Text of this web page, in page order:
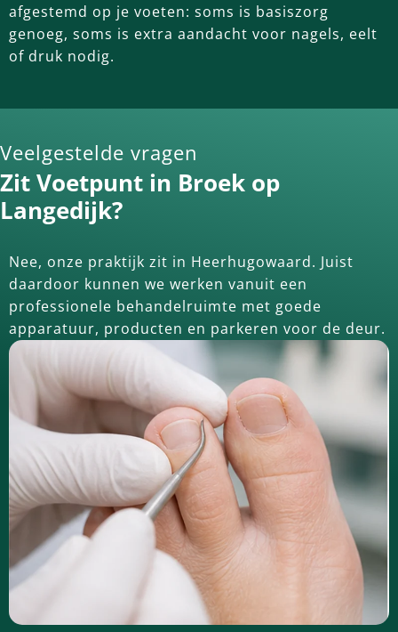
afgestemd op je voeten: soms is basiszorg
genoeg, soms is extra aandacht voor nagels, eelt
of druk nodig.
Veelgestelde vragen
Zit Voetpunt in Broek op
Langedijk?
Nee, onze praktijk zit in Heerhugowaard. Juist
daardoor kunnen we werken vanuit een
professionele behandelruimte met goede
apparatuur, producten en parkeren voor de deur.